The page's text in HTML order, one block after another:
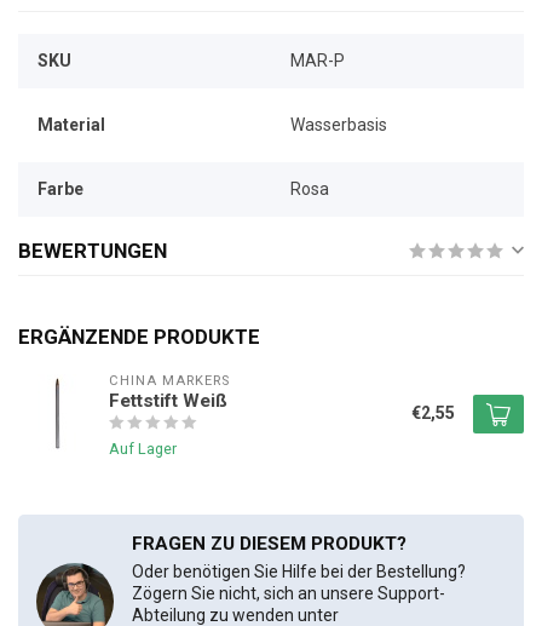
SKU MAR-P
Material Wasserbasis
Farbe Rosa
BEWERTUNGEN
ERGÄNZENDE PRODUKTE
CHINA MARKERS
Fettstift Weiß
Auf Lager
€2,55
FRAGEN ZU DIESEM PRODUKT?
Oder benötigen Sie Hilfe bei der Bestellung?
Zögern Sie nicht, sich an unsere Support-
Abteilung zu wenden unter